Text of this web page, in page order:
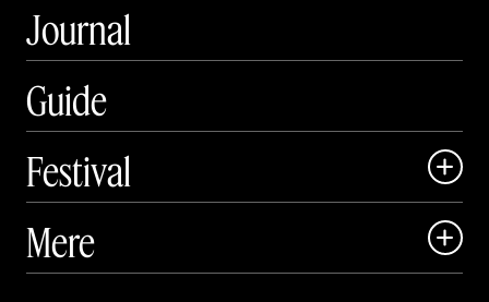
Journal
Guide
Festival

 Art Matter Festival
Mere 